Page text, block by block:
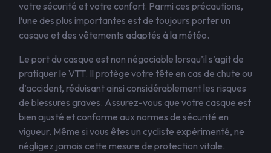
votre sécurité et votre confort. Parmi ces précautions,
l’une des plus importantes est de toujours porter un
casque et des vêtements adaptés à la météo.
Le port du casque est non négociable lorsqu’il s’agit de
pratiquer le VTT. Il protège votre tête en cas de chute ou
d’accident, réduisant ainsi considérablement les risques
de blessures graves. Assurez-vous que votre casque est
bien ajusté et conforme aux normes de sécurité en
vigueur. Même si vous êtes un cycliste expérimenté, ne
négligez jamais cette mesure de protection vitale.